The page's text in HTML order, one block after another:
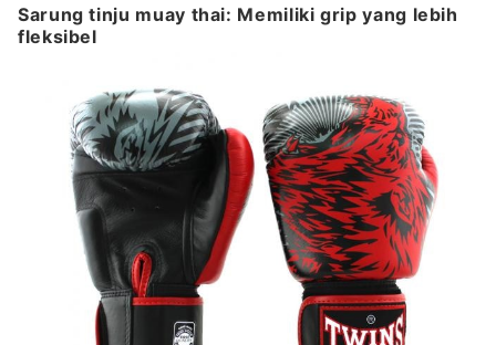
Sarung tinju muay thai: Memiliki grip yang lebih
fleksibel